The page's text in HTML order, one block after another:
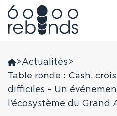
au
contenu
Nous connaître
Nous trouver
Antilles, Guyane
Donner
>Actualités>
Table ronde : Cash,
difficiles – Un
l’écosystème du Grand